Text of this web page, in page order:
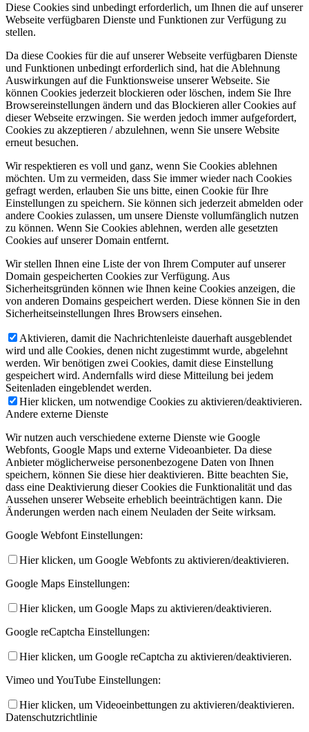
Diese Cookies sind unbedingt erforderlich, um Ihnen die auf unserer
Webseite verfügbaren Dienste und Funktionen zur Verfügung zu
stellen.
Da diese Cookies für die auf unserer Webseite verfügbaren Dienste
und Funktionen unbedingt erforderlich sind, hat die Ablehnung
Auswirkungen auf die Funktionsweise unserer Webseite. Sie
können Cookies jederzeit blockieren oder löschen, indem Sie Ihre
Browsereinstellungen ändern und das Blockieren aller Cookies auf
dieser Webseite erzwingen. Sie werden jedoch immer aufgefordert,
Cookies zu akzeptieren / abzulehnen, wenn Sie unsere Website
erneut besuchen.
Wir respektieren es voll und ganz, wenn Sie Cookies ablehnen
möchten. Um zu vermeiden, dass Sie immer wieder nach Cookies
gefragt werden, erlauben Sie uns bitte, einen Cookie für Ihre
Einstellungen zu speichern. Sie können sich jederzeit abmelden oder
andere Cookies zulassen, um unsere Dienste vollumfänglich nutzen
zu können. Wenn Sie Cookies ablehnen, werden alle gesetzten
Cookies auf unserer Domain entfernt.
Wir stellen Ihnen eine Liste der von Ihrem Computer auf unserer
Domain gespeicherten Cookies zur Verfügung. Aus
Sicherheitsgründen können wie Ihnen keine Cookies anzeigen, die
von anderen Domains gespeichert werden. Diese können Sie in den
Sicherheitseinstellungen Ihres Browsers einsehen.
Aktivieren, damit die Nachrichtenleiste dauerhaft ausgeblendet
wird und alle Cookies, denen nicht zugestimmt wurde, abgelehnt
werden. Wir benötigen zwei Cookies, damit diese Einstellung
gespeichert wird. Andernfalls wird diese Mitteilung bei jedem
Seitenladen eingeblendet werden.
Hier klicken, um notwendige Cookies zu aktivieren/deaktivieren.
Andere externe Dienste
Wir nutzen auch verschiedene externe Dienste wie Google
Webfonts, Google Maps und externe Videoanbieter. Da diese
Anbieter möglicherweise personenbezogene Daten von Ihnen
speichern, können Sie diese hier deaktivieren. Bitte beachten Sie,
dass eine Deaktivierung dieser Cookies die Funktionalität und das
Aussehen unserer Webseite erheblich beeinträchtigen kann. Die
Änderungen werden nach einem Neuladen der Seite wirksam.
Google Webfont Einstellungen:
Hier klicken, um Google Webfonts zu aktivieren/deaktivieren.
Google Maps Einstellungen:
Hier klicken, um Google Maps zu aktivieren/deaktivieren.
Google reCaptcha Einstellungen:
Hier klicken, um Google reCaptcha zu aktivieren/deaktivieren.
Vimeo und YouTube Einstellungen:
Hier klicken, um Videoeinbettungen zu aktivieren/deaktivieren.
Datenschutzrichtlinie